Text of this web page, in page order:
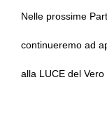
Nelle prossime
continueremo ad
alla LUCE del